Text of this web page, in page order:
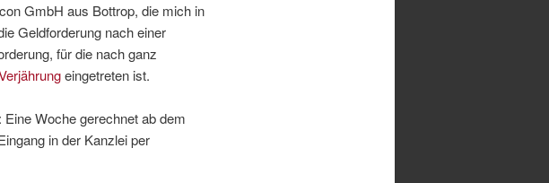
GmbH aus Bottrop, die mich in
Geldforderung nach einer
für die nach ganz
eingetreten ist.
Woche gerechnet ab dem
in der Kanzlei per